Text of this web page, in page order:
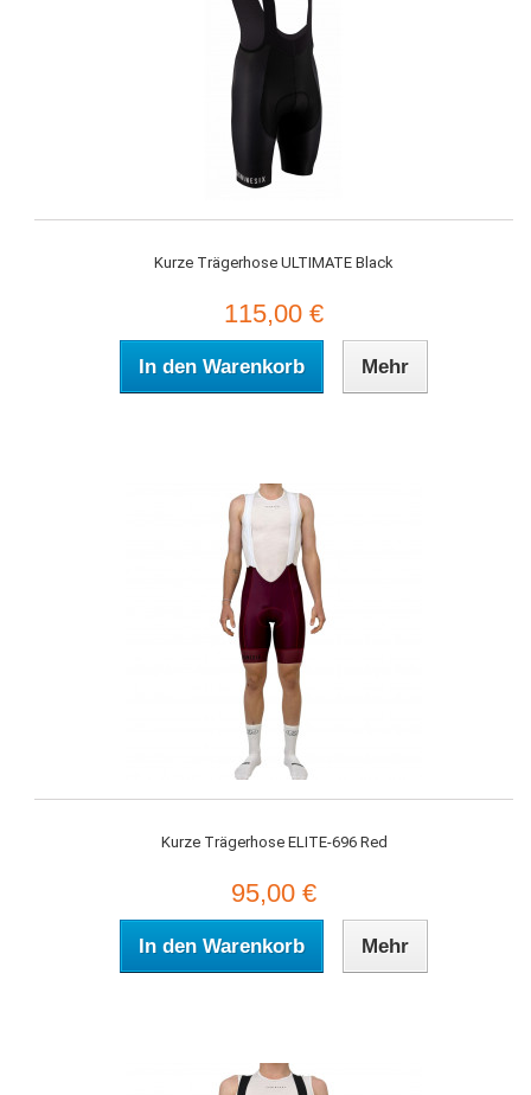
Kurze Trägerhose ULTIMATE Black
115,00 €
In den Warenkorb Mehr
Kurze Trägerhose ELITE-696 Red
95,00 €
In den Warenkorb Mehr